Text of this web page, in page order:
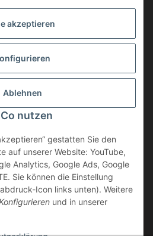
akzeptieren
Ablehnen
nutzen
gestatten Sie den
auf unserer Website: YouTube,
Analytics, Google Ads, Google
Sie können die Einstellung
Icon links unten). Weitere
und in unserer